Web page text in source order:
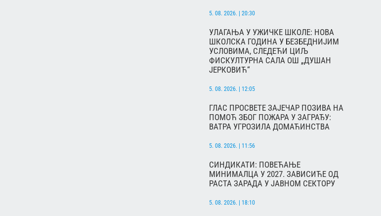
5. 08. 2026. | 20:30
УЛАГАЊА У УЖИЧКЕ ШКОЛЕ: НОВА
ШКОЛСКА ГОДИНА У БЕЗБЕДНИЈИМ
УСЛОВИМА, СЛЕДЕЋИ ЦИЉ
ФИСКУЛТУРНА САЛА ОШ „ДУШАН
ЈЕРКОВИЋ“
5. 08. 2026. | 12:05
ГЛАС ПРОСВЕТЕ ЗАЈЕЧАР ПОЗИВА НА
ПОМОЋ ЗБОГ ПОЖАРА У ЗАГРАЂУ:
ВАТРА УГРОЗИЛА ДОМАЋИНСТВА
5. 08. 2026. | 11:56
СИНДИКАТИ: ПОВЕЋАЊЕ
МИНИМАЛЦА У 2027. ЗАВИСИЋЕ ОД
РАСТА ЗАРАДА У ЈАВНОМ СЕКТОРУ
5. 08. 2026. | 18:10